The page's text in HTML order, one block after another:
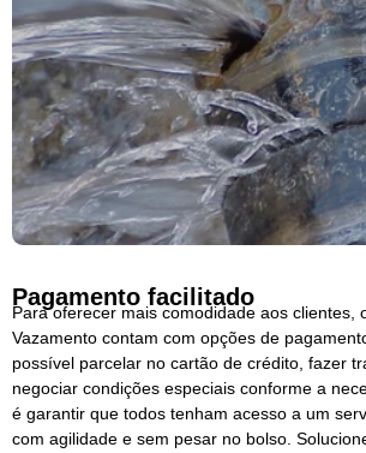
Pagamento facilitado
Para oferecer mais comodidade aos clientes,
Vazamento contam com opções de
possível parcelar no cartão de crédito, fazer
negociar condições especiais conforme a
é garantir que todos tenham acesso a um
com agilidade e sem pesar no bolso.